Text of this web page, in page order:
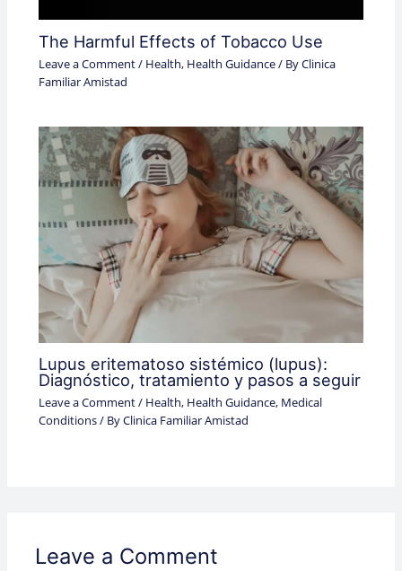
The Harmful Effects of Tobacco Use
Leave a Comment/ Health, Health Guidance/ ByClinica
Familiar Amistad
Lupus eritematoso sistémico (lupus):
Diagnóstico, tratamiento y pasos a seguir
Leave a Comment/ Health, Health Guidance, Medical
Conditions/ ByClinica Familiar Amistad
Leave a Comment